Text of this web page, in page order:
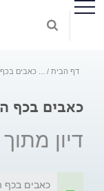
דף הבית כאבים בכף
כאבים בכף
דיון
כאבים בכף